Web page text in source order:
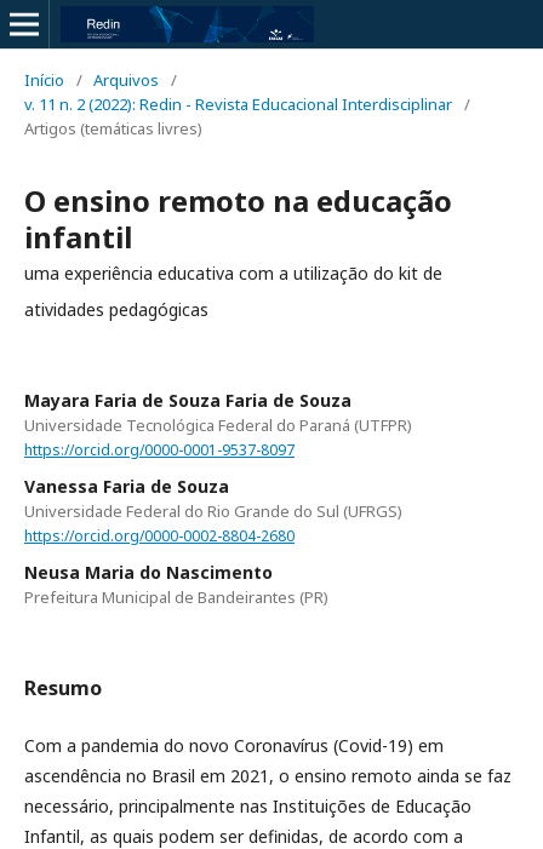
Início / Arquivos
/
v. 11 n. 2 (2022): Redin - Revista Educacional Interdisciplinar /
Artigos (temáticas livres)
O ensino remoto na educação
infantil
uma experiência educativa com a utilização do kit de
atividades pedagógicas
Mayara Faria de Souza Faria de Souza
Universidade Tecnológica Federal do Paraná (UTFPR)
https://orcid.org/0000-0001-9537-8097
Vanessa Faria de Souza
Universidade Federal do Rio Grande do Sul (UFRGS)
https://orcid.org/0000-0002-8804-2680
Neusa Maria do Nascimento
Prefeitura Municipal de Bandeirantes (PR)
Resumo
Com a pandemia do novo Coronavírus (Covid-19) em
ascendência no Brasil em 2021, o ensino remoto ainda se faz
necessário, principalmente nas Instituições de Educação
Infantil, as quais podem ser definidas, de acordo com a